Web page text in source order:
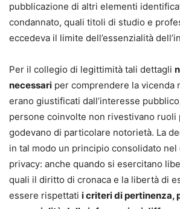
pubblicazione di altri elementi
condannato, quali titoli di studio e
eccedeva il limite dell’essenzialità
Per il collegio di legittimità tali dettagli
necessari per comprendere la vicenda
erano giustificati dall’interesse
persone coinvolte non rivestivano ruoli
godevano di particolare notorietà. La
in tal modo un principio consolidato
privacy: anche quando si esercitano
quali il diritto di cronaca e la libertà di
essere rispettati i criteri di pertinenza,